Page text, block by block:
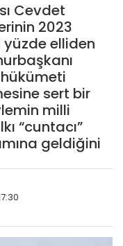
Cevdet
2023
yüzde elliden
sert bir
milli
“cuntacı”
geldiğini